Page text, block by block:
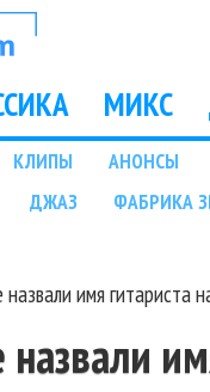
МИКС
КЛИПЫ АНОНСЫ
ДЖАЗ ФАБРИКА
имя гитариста